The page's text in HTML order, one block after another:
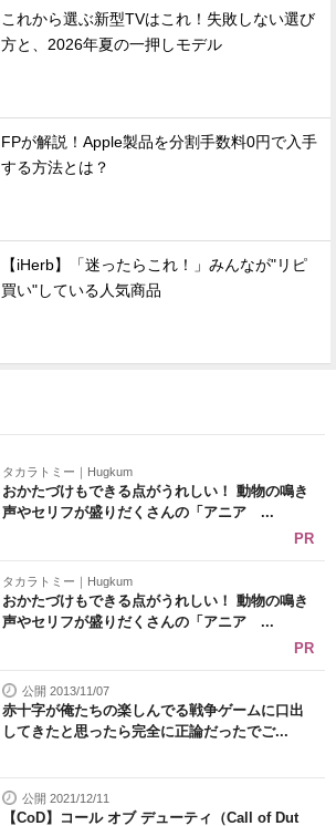
これから選ぶ新型TVはこれ！失敗しない選び
方と、2026年夏の一押しモデル
FPが解説！Apple製品を分割手数料0円で入手
する方法とは？
【iHerb】「迷ったらこれ！」みんなが"リピ
買い"している人気商品
タカラトミー｜Hugkum
おかたづけもできる点がうれしい！ 動物の鳴き
声やセリフが盛りだくさんの「アニア ...
PR
タカラトミー｜Hugkum
おかたづけもできる点がうれしい！ 動物の鳴き
声やセリフが盛りだくさんの「アニア ...
PR
公開 2013/11/07
赤十字が俺たちの楽しんでる戦争ゲームに口出
してきたと思ったら完全に正論だったでご...
公開 2021/12/11
【CoD】コール オブ デューティ（Call of Dut